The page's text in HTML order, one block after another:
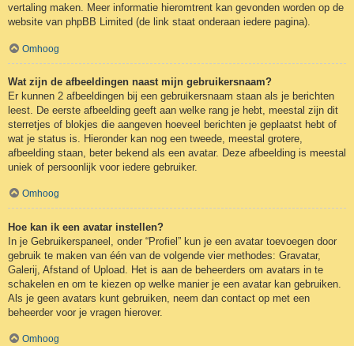
vertaling maken. Meer informatie hieromtrent kan gevonden worden op de
website van phpBB Limited (de link staat onderaan iedere pagina).
Omhoog
Wat zijn de afbeeldingen naast mijn gebruikersnaam?
Er kunnen 2 afbeeldingen bij een gebruikersnaam staan als je berichten
leest. De eerste afbeelding geeft aan welke rang je hebt, meestal zijn dit
sterretjes of blokjes die aangeven hoeveel berichten je geplaatst hebt of
wat je status is. Hieronder kan nog een tweede, meestal grotere,
afbeelding staan, beter bekend als een avatar. Deze afbeelding is meestal
uniek of persoonlijk voor iedere gebruiker.
Omhoog
Hoe kan ik een avatar instellen?
In je Gebruikerspaneel, onder “Profiel” kun je een avatar toevoegen door
gebruik te maken van één van de volgende vier methodes: Gravatar,
Galerij, Afstand of Upload. Het is aan de beheerders om avatars in te
schakelen en om te kiezen op welke manier je een avatar kan gebruiken.
Als je geen avatars kunt gebruiken, neem dan contact op met een
beheerder voor je vragen hierover.
Omhoog